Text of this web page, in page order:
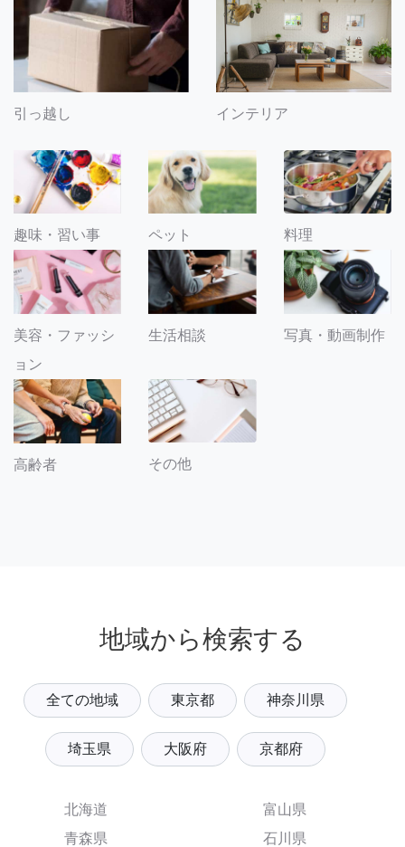
引っ越し インテリア
趣味・習い事 ペット 料理
美容・ファッシ
ョン
生活相談 写真・動画制作
高齢者 その他
地域から検索する
全ての地域 東京都 神奈川県
埼玉県 大阪府 京都府
北海道
青森県
富山県
石川県